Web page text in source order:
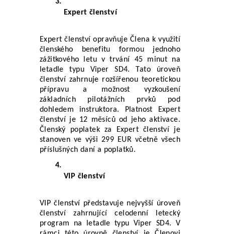
Expert členství
Expert členství opravňuje Člena k využití
členského benefitu formou jednoho
zážitkového letu v trvání 45 minut na
letadle typu Viper SD4. Tato úroveň
členství zahrnuje rozšířenou teoretickou
přípravu a možnost vyzkoušení
základních pilotážních prvků pod
dohledem instruktora. Platnost Expert
členství je 12 měsíců od jeho aktivace.
Členský poplatek za Expert členství je
stanoven ve výši 299 EUR včetně všech
příslušných daní a poplatků.
VIP členství
VIP členství představuje nejvyšší úroveň
členství zahrnující celodenní letecký
program na letadle typu Viper SD4. V